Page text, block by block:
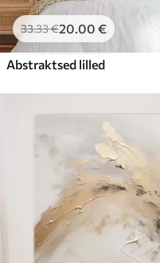
33.33€20.00 €
Abstraktsed lilled